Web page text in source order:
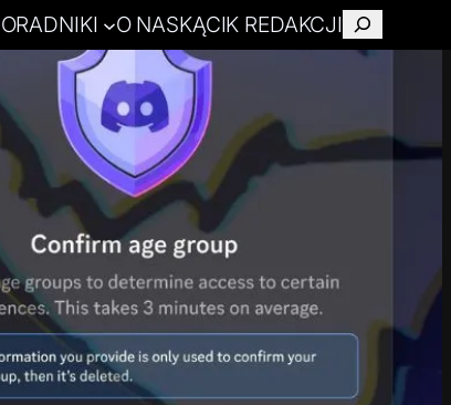
O NASKĄCIK REDAKCJI Szukaj